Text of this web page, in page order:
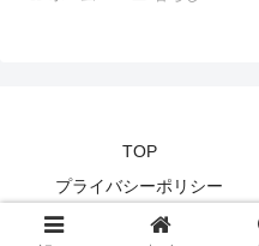
TOP
プライバシーポリシー
© 2026